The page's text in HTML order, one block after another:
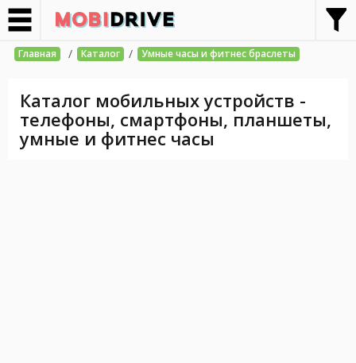
Главная / Каталог / Умные часы и фитнес браслеты
Каталог мобильных устройств -
телефоны, смартфоны, планшеты,
умные и фитнес часы